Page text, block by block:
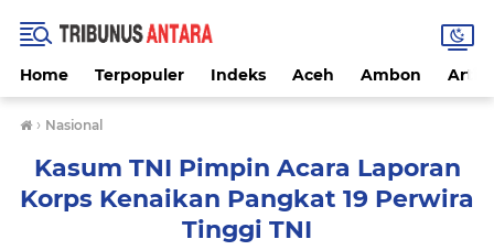
Home Terpopuler Indeks Aceh Ambon
› Nasional
Kasum TNI Pimpin Acara Laporan
Korps Kenaikan Pangkat 19 Perwira
Tinggi TNI